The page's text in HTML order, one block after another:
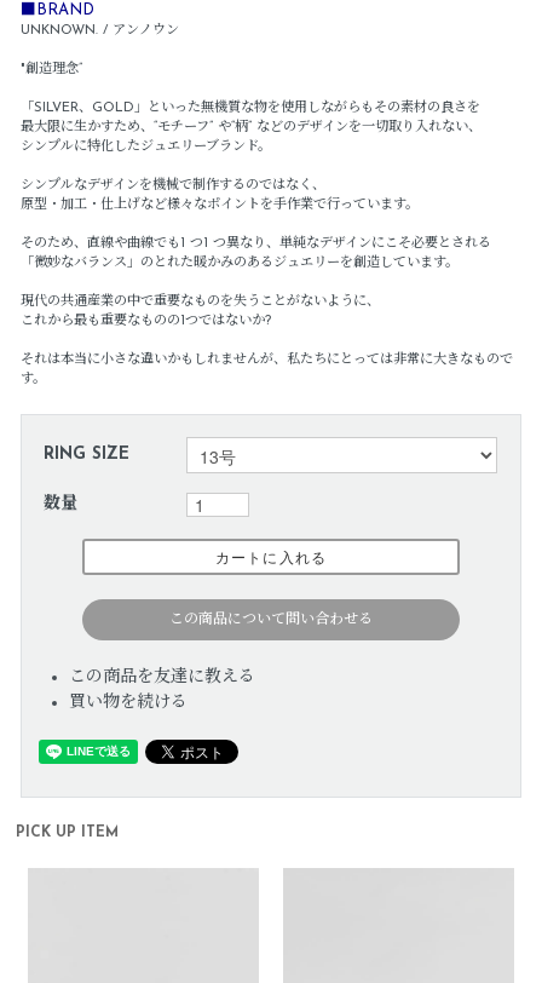
■BRAND
UNKNOWN. / アンノウン
"創造理念”
「SILVER、GOLD」といった無機質な物を使用しながらもその素材の良さを
最大限に生かすため、“モチーフ” や“柄” などのデザインを一切取り入れない、
シンプルに特化したジュエリーブランド。
シンプルなデザインを機械で制作するのではなく、
原型・加工・仕上げなど様々なポイントを手作業で行っています。
そのため、直線や曲線でも1 つ1 つ異なり、単純なデザインにこそ必要とされる
「微妙なバランス」のとれた暖かみのあるジュエリーを創造しています。
現代の共通産業の中で重要なものを失うことがないように、
これから最も重要なものの1つではないか?
それは本当に小さな違いかもしれませんが、私たちにとっては非常に大きなもので
す。
RING SIZE
数量
この商品について問い合わせる
この商品を友達に教える
買い物を続ける
PICK UP ITEM